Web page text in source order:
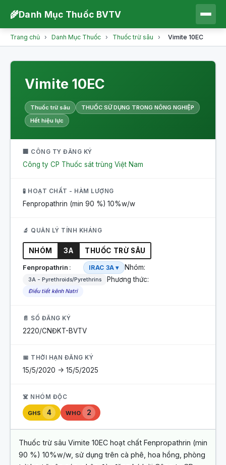
🌾Danh Mục Thuốc BVTV
Trang chủ › Danh Mục Thuốc › Thuốc trừ sâu › Vimite 10EC
Vimite 10EC
Thuốc trừ sâu
THUỐC SỬ DỤNG TRONG NÔNG NGHIỆP
Hết hiệu lực
🏢 CÔNG TY ĐĂNG KÝ
Công ty CP Thuốc sát trùng Việt Nam
🧪 HOẠT CHẤT - HÀM LƯỢNG
Fenpropathrin (min 90 %) 10%w/w
🔬 QUẢN LÝ TÍNH KHÁNG
NHÓM 3A THUỐC TRỪ SÂU
Fenpropathrin IRAC 3A ▾ Nhóm:
3A - Pyrethroids/Pyrethrins Phương thức:
Điều tiết kênh Natri
📄 SỐ ĐĂNG KÝ
2220/CNĐKT-BVTV
📅 THỜI HẠN ĐĂNG KÝ
15/5/2020 -> 15/5/2025
☠️ NHÓM ĐỘC
GHS 4 WHO 2
Thuốc trừ sâu Vimite 10EC hoạt chất Fenpropathrin (min
90 %) 10%w/w, sử dụng trên cà phê, hoa hồng, phòng